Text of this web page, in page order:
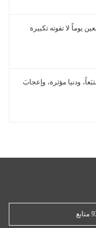
لا تفوته تكبيرة
ودنيا مؤثرة، وإعجابَ